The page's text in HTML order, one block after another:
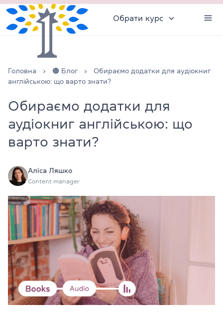
Обрати курс
Головна 🟠 Блог
Обираємо додатки для аудіокниг
англійською: що варто знати?
Обираємо додатки для
аудіокниг англійською: що
варто знати?
Аліса Ляшко
Content manager